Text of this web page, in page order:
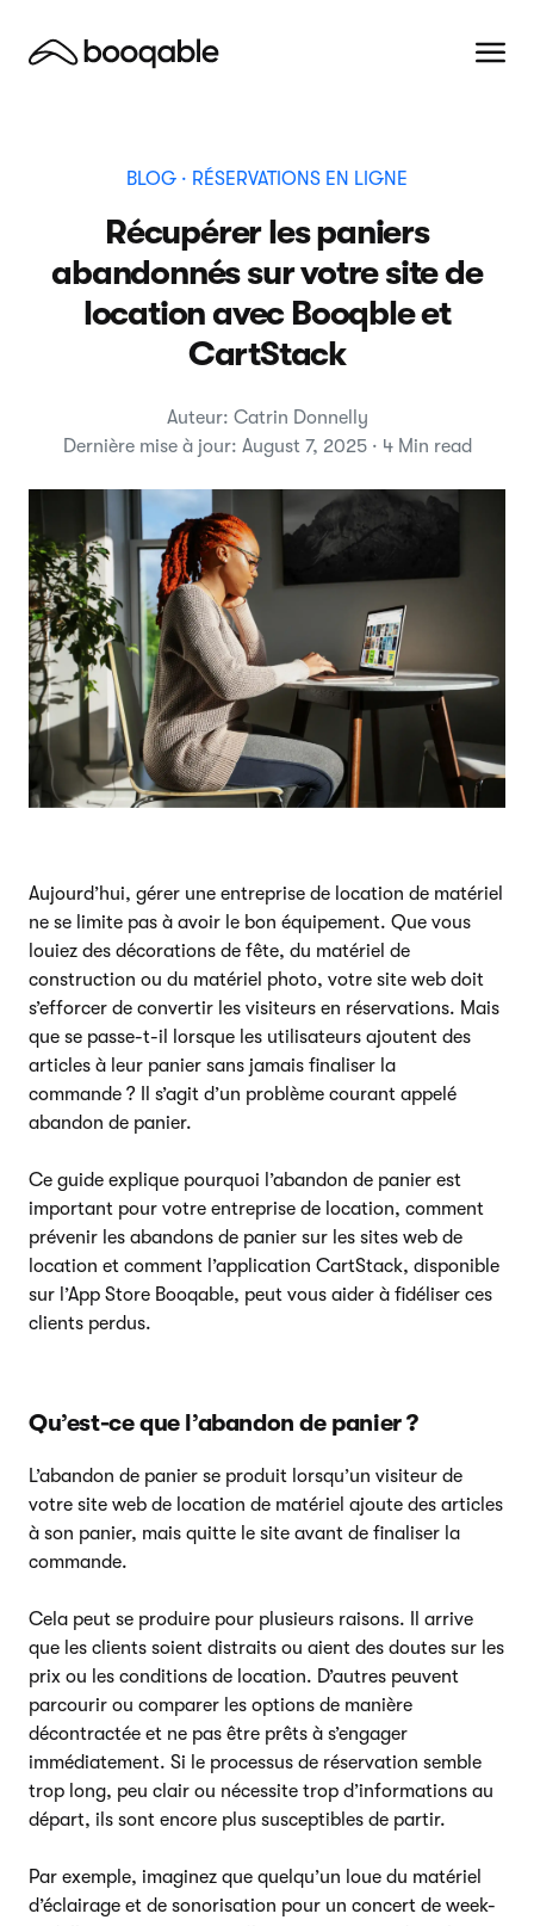
BLOG · RÉSERVATIONS EN LIGNE
Récupérer les paniers
abandonnés sur votre site de
location avec Booqble et
CartStack
Auteur: Catrin Donnelly
Dernière mise à jour: August 7, 2025 · 4 Min read
Aujourd’hui, gérer une entreprise de location de matériel
ne se limite pas à avoir le bon équipement. Que vous
louiez des décorations de fête, du matériel de
construction ou du matériel photo, votre site web doit
s’efforcer de convertir les visiteurs en réservations. Mais
que se passe-t-il lorsque les utilisateurs ajoutent des
articles à leur panier sans jamais finaliser la
commande ? Il s’agit d’un problème courant appelé
abandon de panier.
Ce guide explique pourquoi l’abandon de panier est
important pour votre entreprise de location, comment
prévenir les abandons de panier sur les sites web de
location et comment l’application CartStack, disponible
sur l’App Store Booqable, peut vous aider à fidéliser ces
clients perdus.
Qu’est-ce que l’abandon de panier ?
L’abandon de panier se produit lorsqu’un visiteur de
votre site web de location de matériel ajoute des articles
à son panier, mais quitte le site avant de finaliser la
commande.
Cela peut se produire pour plusieurs raisons. Il arrive
que les clients soient distraits ou aient des doutes sur les
prix ou les conditions de location. D’autres peuvent
parcourir ou comparer les options de manière
décontractée et ne pas être prêts à s’engager
immédiatement. Si le processus de réservation semble
trop long, peu clair ou nécessite trop d’informations au
départ, ils sont encore plus susceptibles de partir.
Par exemple, imaginez que quelqu’un loue du matériel
d’éclairage et de sonorisation pour un concert de week-